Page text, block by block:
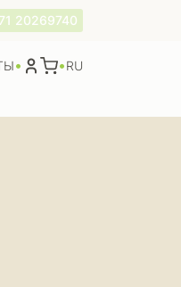
20269740
• •RU